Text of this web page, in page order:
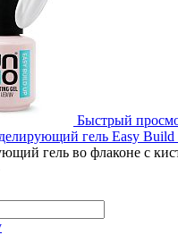
Быстрый
гель Easy Build
гель во флаконе с